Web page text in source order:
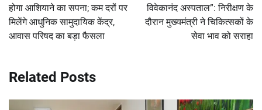
होगा आशियाने का सपना; कम दरों पर
मिलेंगे आधुनिक सामुदायिक केंद्र,
आवास परिषद का बड़ा फैसला
विवेकानंद अस्पताल”: निरीक्षण के
दौरान मुख्यमंत्री ने चिकित्सकों के
सेवा भाव को सराहा
Related Posts